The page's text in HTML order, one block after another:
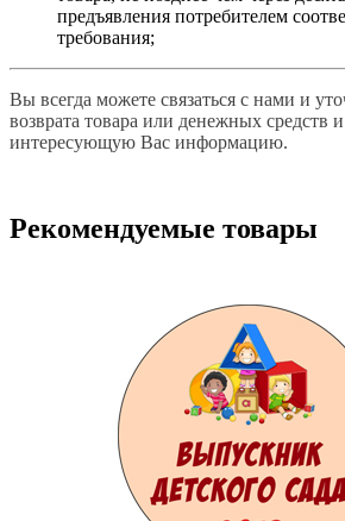
предъявления потребителем
требования;
Вы всегда можете связаться с нами и
возврата товара или денежных средств
интересующую Вас информацию.
Рекомендуемые товары